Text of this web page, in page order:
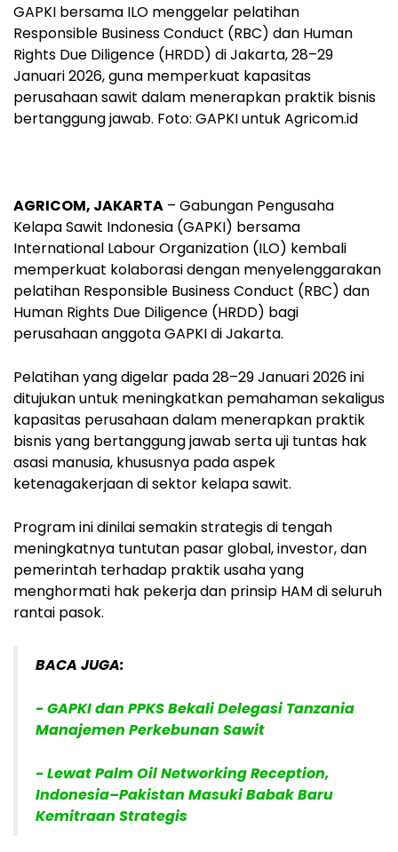
GAPKI bersama ILO menggelar pelatihan
Responsible Business Conduct (RBC) dan Human
Rights Due Diligence (HRDD) di Jakarta, 28–29
Januari 2026, guna memperkuat kapasitas
perusahaan sawit dalam menerapkan praktik bisnis
bertanggung jawab. Foto: GAPKI untuk Agricom.id
AGRICOM, JAKARTA – Gabungan Pengusaha
Kelapa Sawit Indonesia (GAPKI) bersama
International Labour Organization (ILO) kembali
memperkuat kolaborasi dengan menyelenggarakan
pelatihan Responsible Business Conduct (RBC) dan
Human Rights Due Diligence (HRDD) bagi
perusahaan anggota GAPKI di Jakarta.
Pelatihan yang digelar pada 28–29 Januari 2026 ini
ditujukan untuk meningkatkan pemahaman sekaligus
kapasitas perusahaan dalam menerapkan praktik
bisnis yang bertanggung jawab serta uji tuntas hak
asasi manusia, khususnya pada aspek
ketenagakerjaan di sektor kelapa sawit.
Program ini dinilai semakin strategis di tengah
meningkatnya tuntutan pasar global, investor, dan
pemerintah terhadap praktik usaha yang
menghormati hak pekerja dan prinsip HAM di seluruh
rantai pasok.
BACA JUGA:
- GAPKI dan PPKS Bekali Delegasi Tanzania
Manajemen Perkebunan Sawit
- Lewat Palm Oil Networking Reception,
Indonesia–Pakistan Masuki Babak Baru
Kemitraan Strategis